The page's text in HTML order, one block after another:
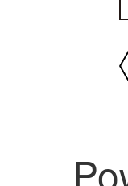
我要分享: